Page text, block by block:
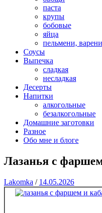
паста
крупы
бобовые
яйца
пельмени,
Соусы
Выпечка
сладкая
несладкая
Десерты
Напитки
алкогольные
безалкогольные
Домашние заготовки
Разное
Обо мне и блоге
Лазанья с
Lakomka / 14.05.2026